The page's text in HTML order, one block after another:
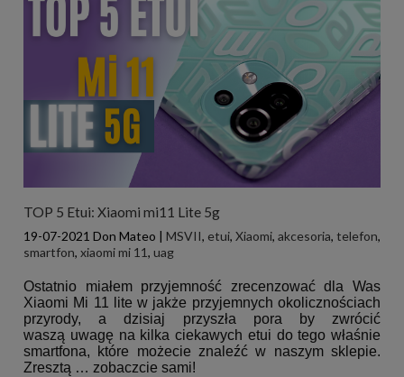
TOP 5 Etui: Xiaomi mi11 Lite 5g
19-07-2021 Don Mateo | MSVII, etui, Xiaomi, akcesoria, telefon,
smartfon, xiaomi mi 11, uag
Ostatnio miałem przyjemność zrecenzować dla Was
Xiaomi Mi 11 lite w jakże przyjemnych okolicznościach
przyrody, a dzisiaj przyszła pora by zwrócić
waszą uwagę na kilka ciekawych etui do tego właśnie
smartfona, które możecie znaleźć w naszym sklepie.
Zresztą … zobaczcie sami!